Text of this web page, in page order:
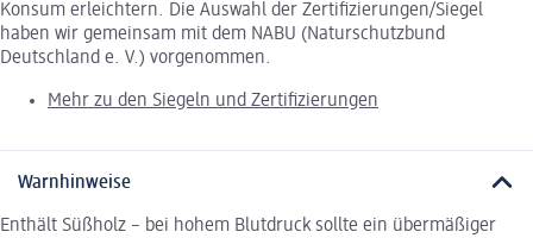
Konsum erleichtern. Die Auswahl der Zertifizierungen/Siegel
haben wir gemeinsam mit dem NABU (Naturschutzbund
Deutschland e. V.) vorgenommen.
Mehr zu den Siegeln und Zertifizierungen
Warnhinweise
Enthält Süßholz – bei hohem Blutdruck sollte ein übermäßiger